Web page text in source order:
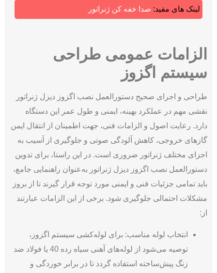
لینک های مفید: صدا خفه کن ژنراتور
الزامات عمومی طراحی
سیستم اگزوز
طراحی و اجرای صحیح دستورالعمل نصب اگزوز دیزل ژنراتور
نقشی مهم در عملکرد بهینه، ایمنی و طول عمر این دستگاه
دارد. رعایت اصول و الزامات فنی، جهت اطمینان از انتقال ایمن
گازهای خروجی، کاهش آلودگی صوتی و جلوگیری از آسیب به
اجزای مختلف ژنراتور ضروری است. در این راستا، برای تدوین
دستورالعمل نصب اگزوز دیزل ژنراتور به‌عنوان راهنمایی جامع،
باید تمامی جزئیات فنی و ایمنی مورد توجه قرار گیرند تا از بروز
مشکلات احتمالی جلوگیری شود. برخی از این الزامات عبارتند
از:
انتخاب لوله مناسب: برای لوله‌کشی سیستم اگزوز،
توصیه می‌­شود از لوله‌های آهنی سیاه رده 40 یا فولاد ضد
زنگ پیش‌ساخته استفاده گردد تا در برابر خوردگی و